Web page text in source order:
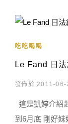
吃吃喝喝
Le Fand 日
發佈於 2011-06-
這是凱婷介紹
到6月底 剛好